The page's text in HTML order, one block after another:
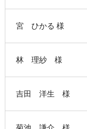
宮 ひかる 様
林 理紗 様
吉田 洋生 様